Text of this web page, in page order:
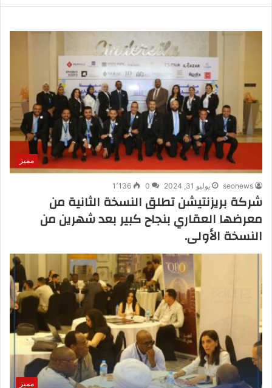
مميز
seonews يوليو 31, 2024 0 1٬136
شركة بريزنتيشن تطلق النسخة الثانية من
معرضها العقاري بنجاح كبير بعد شهرين من
النسخة الأولى.
مميز